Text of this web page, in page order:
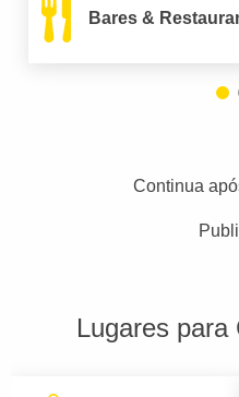
Bares &
Continua
Lugares para